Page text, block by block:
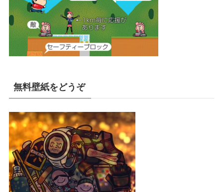
無料壁紙をどうぞ